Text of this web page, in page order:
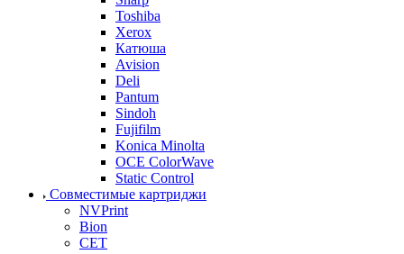
Toshiba
Xerox
Катюша
Avision
Deli
Pantum
Sindoh
Fujifilm
Konica Minolta
OCE ColorWave
Static Control
Совместимые картриджи
NVPrint
Bion
CET